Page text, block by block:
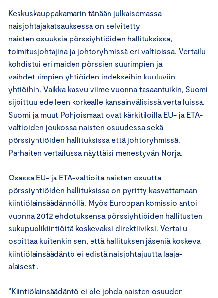
Keskuskauppakamarin tänään julkaisemassa
naisjohtajakatsauksessa on selvitetty
naisten osuuksia pörssiyhtiöiden hallituksissa,
toimitusjohtajina ja johtoryhmissä eri valtioissa. Vertailu
kohdistui eri maiden pörssien suurimpien ja
vaihdetuimpien yhtiöiden indekseihin kuuluviin
yhtiöihin. Vaikka kasvu viime vuonna tasaantuikin, Suomi
sijoittuu edelleen korkealle kansainvälisissä vertailuissa.
Suomi ja muut Pohjoismaat ovat kärkitiloilla EU- ja ETA-
valtioiden joukossa naisten osuudessa sekä
pörssiyhtiöiden hallituksissa että johtoryhmissä.
Parhaiten vertailussa näyttäisi menestyvän Norja.
Osassa EU- ja ETA-valtioita naisten osuutta
pörssiyhtiöiden hallituksissa on pyritty kasvattamaan
kiintiölainsäädännöllä. Myös Euroopan komissio antoi
vuonna 2012 ehdotuksensa pörssiyhtiöiden hallitusten
sukupuolikiintiöitä koskevaksi direktiiviksi. Vertailu
osoittaa kuitenkin sen, että hallituksen jäseniä koskeva
kiintiölainsäädäntö ei edistä naisjohtajuutta laaja-
alaisesti.
”Kiintiölainsäädäntö ei ole johda naisten osuuden